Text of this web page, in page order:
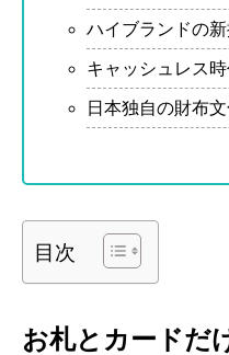
ハイブランドの
キャッシュレス
日本独自の財布
目次
お札とカードだ